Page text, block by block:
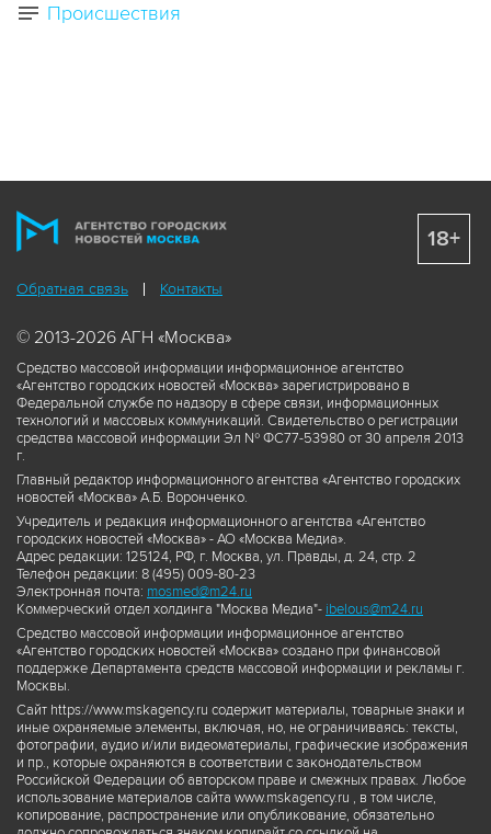
Происшествия
Обратная связь Контакты
© 2013-2026 АГН «Москва»
Средство массовой информации информационное агентство
«Агентство городских новостей «Москва» зарегистрировано в
Федеральной службе по надзору в сфере связи, информационных
технологий и массовых коммуникаций. Свидетельство о регистрации
средства массовой информации Эл № ФС77-53980 от 30 апреля 2013
г.
Главный редактор информационного агентства «Агентство городских
новостей «Москва» А.Б. Воронченко.
Учредитель и редакция информационного агентства «Агентство
городских новостей «Москва» - АО «Москва Медиа».
Адрес редакции: 125124, РФ, г. Москва, ул. Правды, д. 24, стр. 2
Телефон редакции: 8 (495) 009-80-23
Электронная почта: mosmed@m24.ru
Коммерческий отдел холдинга "Москва Медиа"- ibelous@m24.ru
Средство массовой информации информационное агентство
«Агентство городских новостей «Москва» создано при финансовой
поддержке Департамента средств массовой информации и рекламы г.
Москвы.
Сайт https://www.mskagency.ru содержит материалы, товарные знаки и
иные охраняемые элементы, включая, но, не ограничиваясь: тексты,
фотографии, аудио и/или видеоматериалы, графические изображения
и пр., которые охраняются в соответствии с законодательством
Российской Федерации об авторском праве и смежных правах. Любое
использование материалов сайта www.mskagency.ru , в том числе,
копирование, распространение или опубликование, обязательно
18+